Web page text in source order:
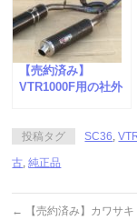
【売約済み】
VTR1000F用の社外
た。
投稿タグ SC36,
古,純正品
←
【売約済み】カワサ